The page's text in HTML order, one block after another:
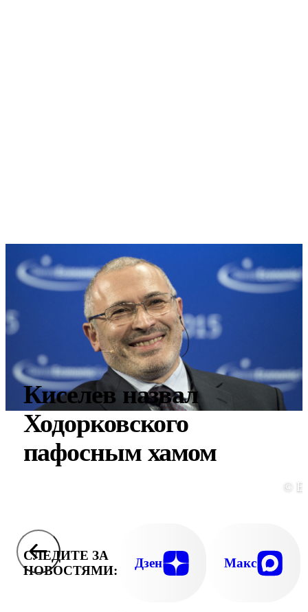
Киселев назвал
Ходорковского
пафосным хамом
©
СЛЕДИТЕ ЗА
НОВОСТЯМИ:
Дзен Макс